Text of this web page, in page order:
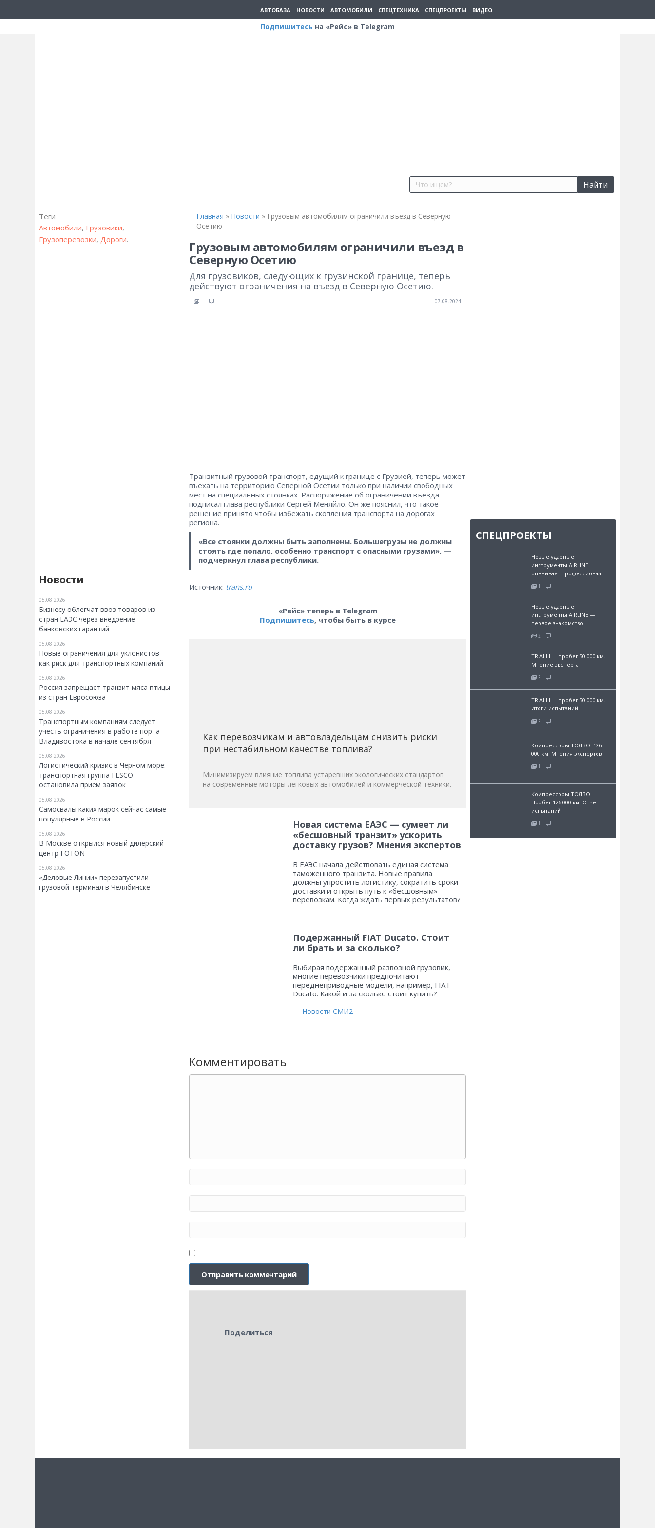
АВТОБАЗА НОВОСТИ АВТОМОБИЛИ СПЕЦТЕХНИКА СПЕЦПРОЕКТЫ ВИДЕО
Подпишитесь на «Рейс» в Telegram
Найти
Теги
Автомобили, Грузовики,
Грузоперевозки, Дороги.
Новости
05.08.2026
Бизнесу облегчат ввоз товаров из
стран ЕАЭС через внедрение
банковских гарантий
05.08.2026
Новые ограничения для уклонистов
как риск для транспортных компаний
05.08.2026
Россия запрещает транзит мяса птицы
из стран Евросоюза
05.08.2026
Транспортным компаниям следует
учесть ограничения в работе порта
Владивостока в начале сентября
05.08.2026
Логистический кризис в Черном море:
транспортная группа FESCO
остановила прием заявок
05.08.2026
Самосвалы каких марок сейчас самые
популярные в России
05.08.2026
В Москве открылся новый дилерский
центр FOTON
05.08.2026
«Деловые Линии» перезапустили
грузовой терминал в Челябинске
Главная » Новости » Грузовым автомобилям ограничили въезд в Северную
Осетию
Грузовым автомобилям ограничили въезд в
Северную Осетию
Для грузовиков, следующих к грузинской границе, теперь
действуют ограничения на въезд в Северную Осетию.
07.08.2024
Транзитный грузовой транспорт, едущий к границе с Грузией, теперь может
въехать на территорию Северной Осетии только при наличии свободных
мест на специальных стоянках. Распоряжение об ограничении въезда
подписал глава республики Сергей Меняйло. Он же пояснил, что такое
решение принято чтобы избежать скопления транспорта на дорогах
региона.
«Все стоянки должны быть заполнены. Большегрузы не должны
стоять где попало, особенно транспорт с опасными грузами», —
подчеркнул глава республики.
Источник: trans.ru
«Рейс» теперь в Telegram
Подпишитесь, чтобы быть в курсе
Как перевозчикам и автовладельцам снизить риски
при нестабильном качестве топлива?
Минимизируем влияние топлива устаревших экологических стандартов
на современные моторы легковых автомобилей и коммерческой техники.
Новая система ЕАЭС — сумеет ли
«бесшовный транзит» ускорить
доставку грузов? Мнения экспертов
В ЕАЭС начала действовать единая система
таможенного транзита. Новые правила
должны упростить логистику, сократить сроки
доставки и открыть путь к «бесшовным»
перевозкам. Когда ждать первых результатов?
Подержанный FIAT Ducato. Стоит
ли брать и за сколько?
Выбирая подержанный развозной грузовик,
многие перевозчики предпочитают
переднеприводные модели, например, FIAT
Ducato. Какой и за сколько стоит купить?
Новости СМИ2
Комментировать
Поделиться
СПЕЦПРОЕКТЫ
Новые ударные
инструменты AIRLINE —
оценивает профессионал!
1
Новые ударные
инструменты AIRLINE —
первое знакомство!
2
TRIALLI — пробег 50 000 км.
Мнение эксперта
2
TRIALLI — пробег 50 000 км.
Итоги испытаний
2
Компрессоры ТОЛВО. 126
000 км. Мнения экспертов
1
Компрессоры ТОЛВО.
Пробег 126 000 км. Отчет
испытаний
1